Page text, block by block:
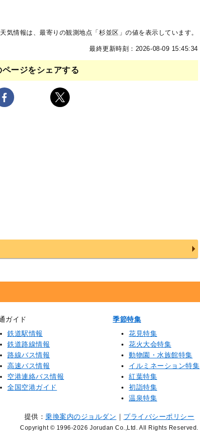
気情報は、最寄りの観測地点「杉並区」の値を表示しています。
最終更新時刻：2026-08-09 15:45:34
ページをシェアする
ガイド
鉄道駅情報
鉄道路線情報
路線バス情報
高速バス情報
空港連絡バス情報
全国空港ガイド
季節特集
花見特集
花火大会特集
動物園・水族館特集
イルミネーション特集
紅葉特集
初詣特集
温泉特集
提供：乗換案内のジョルダン ｜ プライバシーポリシー
Copyright © 1996-2026 Jorudan Co.,Ltd. All Rights Reserved.